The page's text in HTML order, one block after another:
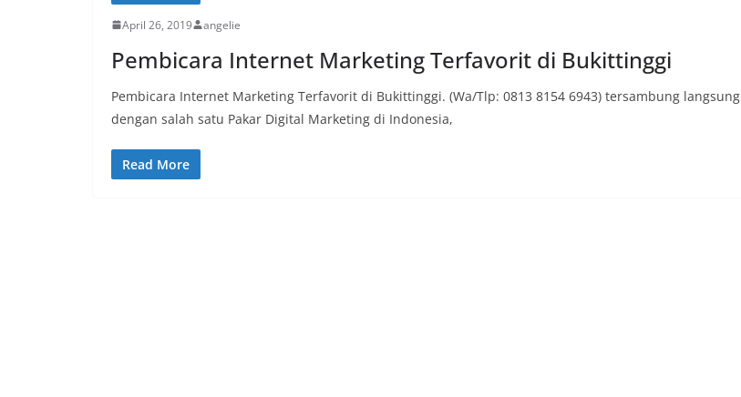
April 26, 2019 angelie
Pembicara Internet Marketing Terfavorit di Bukittinggi
Pembicara Internet Marketing Terfavorit di Bukittinggi. (Wa/Tlp: 0813 8154 6943) tersambung langsung
dengan salah satu Pakar Digital Marketing di Indonesia,
Read More